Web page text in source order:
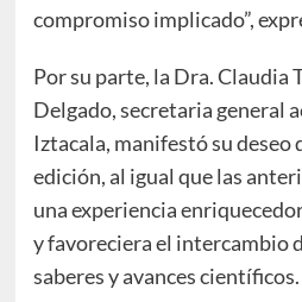
compromiso implicado”,
Por su parte, la Dra. Claudia
Delgado, secretaria general
Iztacala, manifestó su deseo
edición, al igual que las
una experiencia
y favoreciera el intercambio
saberes y avances científicos.